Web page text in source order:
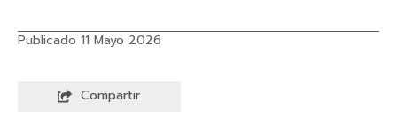
Publicado 11 Mayo 2026
Compartir